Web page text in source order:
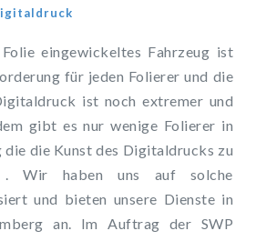
eingewickeltes Fahrzeug ist
für jeden Folierer und die
ist noch extremer und
gibt es nur wenige Folierer in
die Kunst des Digitaldrucks zu
. Wir haben uns auf solche
und bieten unsere Dienste in
an. Im Auftrag der SWP